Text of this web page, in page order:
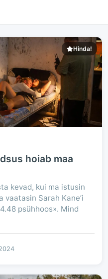
Hinda!
hoiab maa
kevad, kui ma istusin
Sarah Kane’i
psühhoos». Mind